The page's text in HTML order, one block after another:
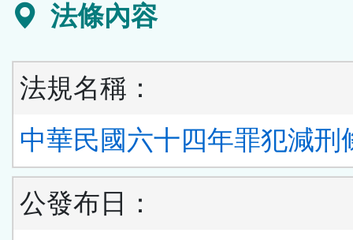
法條內容
法規名稱：
中華民國六十四年罪犯減刑
公發布日：